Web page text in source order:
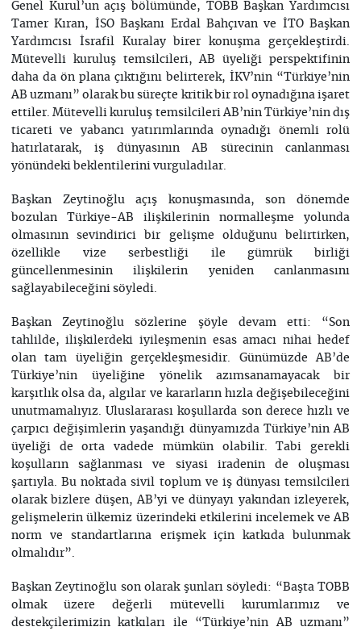
Genel Kurul’un açış bölümünde, TOBB Başkan Yardımcısı
Tamer Kıran, İSO Başkanı Erdal Bahçıvan ve İTO Başkan
Yardımcısı İsrafil Kuralay birer konuşma gerçekleştirdi.
Mütevelli kuruluş temsilcileri, AB üyeliği perspektifinin
daha da ön plana çıktığını belirterek, İKV’nin “Türkiye’nin
AB uzmanı” olarak bu süreçte kritik bir rol oynadığına işaret
ettiler. Mütevelli kuruluş temsilcileri AB’nin Türkiye’nin dış
ticareti ve yabancı yatırımlarında oynadığı önemli rolü
hatırlatarak, iş dünyasının AB sürecinin canlanması
yönündeki beklentilerini vurguladılar.
Başkan Zeytinoğlu açış konuşmasında, son dönemde
bozulan Türkiye-AB ilişkilerinin normalleşme yolunda
olmasının sevindirici bir gelişme olduğunu belirtirken,
özellikle vize serbestliği ile gümrük birliği
güncellenmesinin ilişkilerin yeniden canlanmasını
sağlayabileceğini söyledi.
Başkan Zeytinoğlu sözlerine şöyle devam etti: “Son
tahlilde, ilişkilerdeki iyileşmenin esas amacı nihai hedef
olan tam üyeliğin gerçekleşmesidir. Günümüzde AB’de
Türkiye’nin üyeliğine yönelik azımsanamayacak bir
karşıtlık olsa da, algılar ve kararların hızla değişebileceğini
unutmamalıyız. Uluslararası koşullarda son derece hızlı ve
çarpıcı değişimlerin yaşandığı dünyamızda Türkiye’nin AB
üyeliği de orta vadede mümkün olabilir. Tabi gerekli
koşulların sağlanması ve siyasi iradenin de oluşması
şartıyla. Bu noktada sivil toplum ve iş dünyası temsilcileri
olarak bizlere düşen, AB’yi ve dünyayı yakından izleyerek,
gelişmelerin ülkemiz üzerindeki etkilerini incelemek ve AB
norm ve standartlarına erişmek için katkıda bulunmak
olmalıdır”.
Başkan Zeytinoğlu son olarak şunları söyledi: “Başta TOBB
olmak üzere değerli mütevelli kurumlarımız ve
destekçilerimizin katkıları ile “Türkiye’nin AB uzmanı”